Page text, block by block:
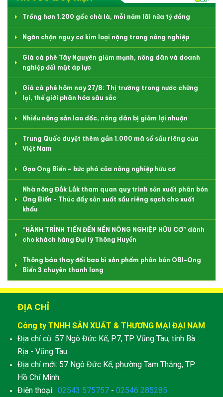
Trồng hơn 1.200 gốc chà là, mỗi năm lãi nửa tỷ đồng
Ngăn chặn nguy cơ kim loại nặng trong nông nghiệp
Giá cà phê Tây Nguyên giảm mạnh, nông dân và doanh
nghiệp đối mặt áp lực
Giá cà phê hôm nay 27/8: Thị trường trong nước chững
lại, thế giới phân hóa sâu sắc
Nhiều nông sản lao dốc, nông dân bị giảm lợi nhuận
Trung Quốc duyệt thêm gần 1.000 mã số sầu riêng của
Việt Nam
Gạo Ong Biển – bức phá của nông nghiệp hữu cơ
Nhà nông Đắk Lắk tham quan quy trình sản xuất phân bón
Ong Biển - Thúc đẩy sản xuất sầu riêng sạch cho xuất
khẩu
“HÀNH TRÌNH TIẾN ĐẾN NỀN NÔNG NGHIỆP HỮU CƠ” dành
cho khách hàng Đại lý Thông Huyền
Thông báo thay đổi bao bì sản phẩm phân bón OBI-Ong
Biển 3 chuyên thanh long
ĐỊA CHỈ
Công ty TNHH SẢN XUẤT & THƯƠNG MẠI ĐẠI NAM
Địa chỉ cũ: 57 Ngô Đức Kế, P7, TP Vũng Tàu, tỉnh Bà
Rịa - Vũng Tàu.
Địa chỉ mới: 57 Ngô Đức Kế, phường Tam Thắng, TP
Hồ Chí Minh.
Điện thoại: 02543 575757 - 02546 285285